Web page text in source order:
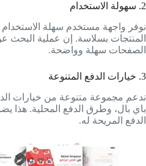
2. سهولة الاستخدام
نوفر واجهة مستخدم سهلة الاستخدام
المنتجات بسلاسة. إن عملية البحث
الصفحات سهلة وواضحة.
3. خيارات الدفع المتنوعة
ندعم مجموعة متنوعة من خيارات
باي بال، وطرق الدفع المحلية. هذا
الدفع المريحة له.